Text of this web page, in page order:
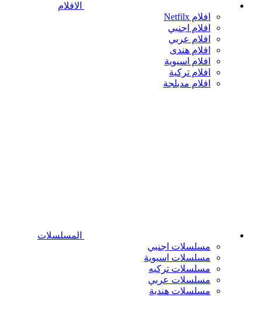
الافلام
افلام Netfilx
افلام اجنبي
افلام عربي
افلام هندى
افلام اسيوية
افلام تركية
افلام مدبلجة
المسلسلات
مسلسلات اجنبي
مسلسلات اسيوية
مسلسلات تركيه
مسلسلات عربي
مسلسلات هندية